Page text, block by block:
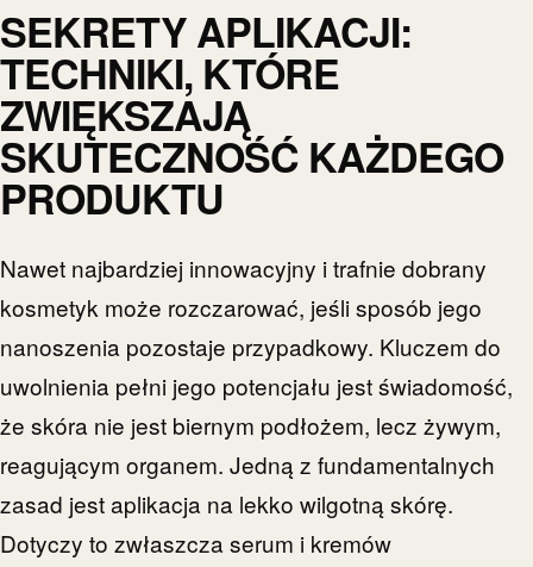
SEKRETY APLIKACJI:
TECHNIKI, KTÓRE
ZWIĘKSZAJĄ
SKUTECZNOŚĆ KAŻDEGO
PRODUKTU
Nawet najbardziej innowacyjny i trafnie dobrany
kosmetyk może rozczarować, jeśli sposób jego
nanoszenia pozostaje przypadkowy. Kluczem do
uwolnienia pełni jego potencjału jest świadomość,
że skóra nie jest biernym podłożem, lecz żywym,
reagującym organem. Jedną z fundamentalnych
zasad jest aplikacja na lekko wilgotną skórę.
Dotyczy to zwłaszcza serum i kremów